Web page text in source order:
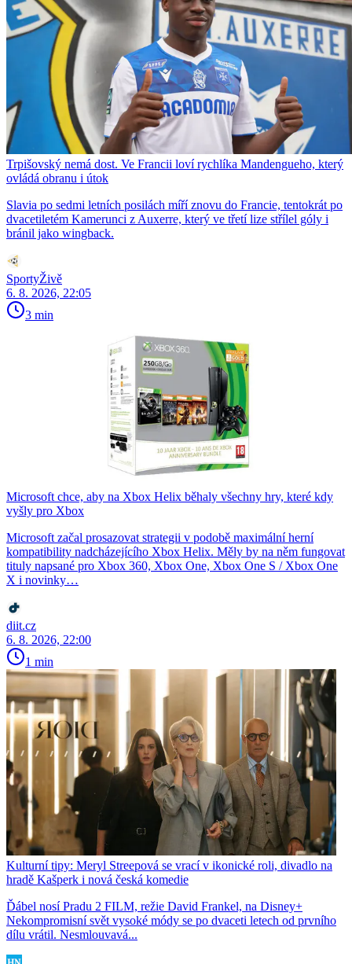
Trpišovský nemá dost. Ve Francii loví rychlíka Mandengueho, který
ovládá obranu i útok
Slavia po sedmi letních posilách míří znovu do Francie, tentokrát po
dvacetiletém Kamerunci z Auxerre, který ve třetí lize střílel góly i
bránil jako wingback.
SportyŽivě
6. 8. 2026, 22:05
3 min
Microsoft chce, aby na Xbox Helix běhaly všechny hry, které kdy
vyšly pro Xbox
Microsoft začal prosazovat strategii v podobě maximální herní
kompatibility nadcházejícího Xbox Helix. Měly by na něm fungovat
tituly napsané pro Xbox 360, Xbox One, Xbox One S / Xbox One
X i novinky…
diit.cz
6. 8. 2026, 22:00
1 min
Kulturní tipy: Meryl Streepová se vrací v ikonické roli, divadlo na
hradě Kašperk i nová česká komedie
Ďábel nosí Pradu 2 FILM, režie David Frankel, na Disney+
Nekompromisní svět vysoké módy se po dvaceti letech od prvního
dílu vrátil. Nesmlouvavá...